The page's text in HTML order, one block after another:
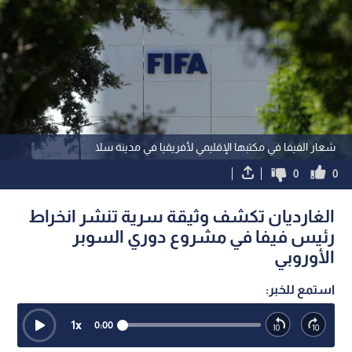
شعار الفيفا في مكتبها الإقليمي لأفريقيا في مدينة سلا
0
0
الغارديان تكشف وثيقة سرية تنشر انخراط
رئيس فيفا في مشروع دوري السوبر
الأوروبي
استمع للخبر:
0:00
1x